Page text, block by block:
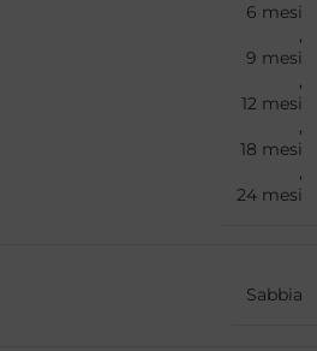
6 mesi
,
9 mesi
,
12 mesi
,
18 mesi
,
24 mesi
Sabbia